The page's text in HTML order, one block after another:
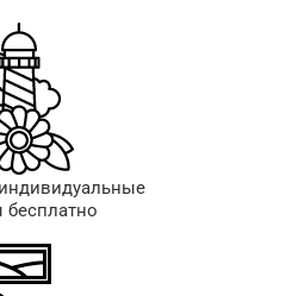
бесплатно